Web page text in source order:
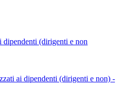
(dirigenti e non
ai dipendenti (dirigenti e non) -